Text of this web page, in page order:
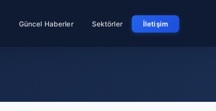
Güncel Haberler Sektörler İletişim